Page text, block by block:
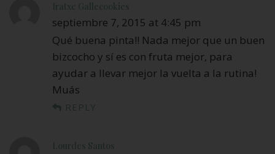
Iratxe Gallecookies
septiembre 7, 2015 at 4:45 pm
Qué buena pinta!! Nada mejor que un buen
bizcocho y sí es con fruta mejor, para
ayudar a llevar mejor la vuelta a la rutina!
Muás
REPLY
Lourdes Santos